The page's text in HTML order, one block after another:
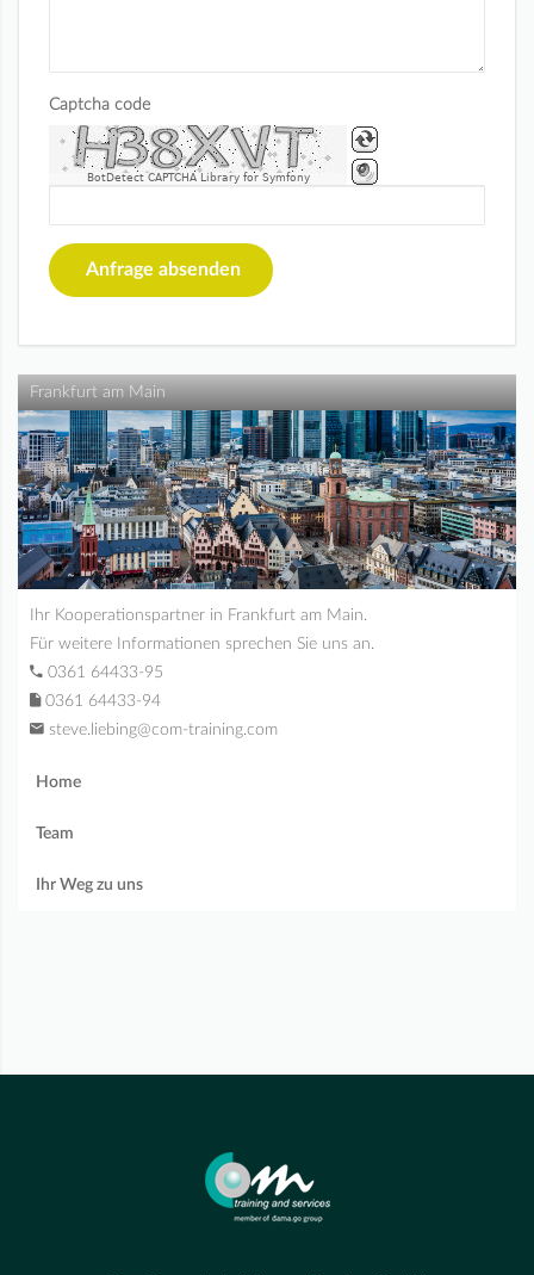
Captcha code
BotDetect CAPTCHA Library for Symfony
Anfrage absenden
Frankfurt am Main
Ihr Kooperationspartner in Frankfurt am Main.
Für weitere Informationen sprechen Sie uns an.
0361 64433-95
0361 64433-94
steve.liebing@com-training.com
Home
Team
Ihr Weg zu uns